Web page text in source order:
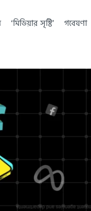
‘মিডিয়ার সৃষ্টি’ গবেষণা